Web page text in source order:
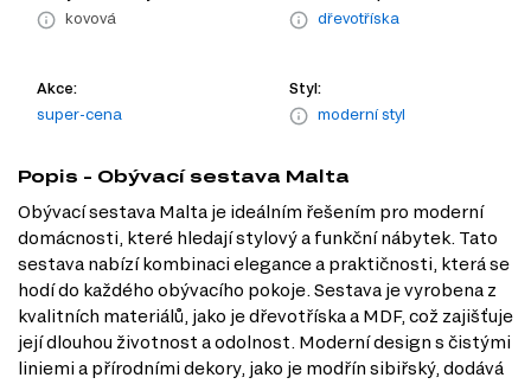
kovová
dřevotříska
Akce:
super-cena
Styl:
moderní styl
Popis - Obývací sestava Malta
Obývací sestava Malta je ideálním řešením pro moderní
domácnosti, které hledají stylový a funkční nábytek. Tato
sestava nabízí kombinaci elegance a praktičnosti, která se
hodí do každého obývacího pokoje. Sestava je vyrobena z
kvalitních materiálů, jako je dřevotříska a MDF, což zajišťuje
její dlouhou životnost a odolnost. Moderní design s čistými
liniemi a přírodními dekory, jako je modřín sibiřský, dodává